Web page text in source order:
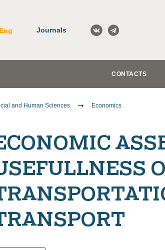
Eng Journals
CONTACTS
and Human Sciences Economics